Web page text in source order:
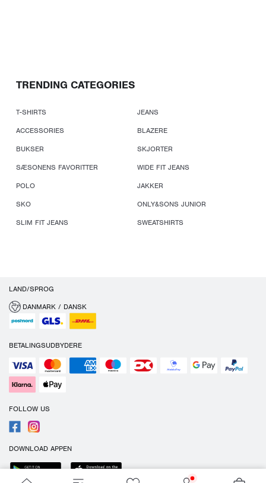
TRENDING CATEGORIES
T-SHIRTS
JEANS
ACCESSORIES
BLAZERE
BUKSER
SKJORTER
SÆSONENS FAVORITTER
WIDE FIT JEANS
POLO
JAKKER
SKO
ONLY&SONS JUNIOR
SLIM FIT JEANS
SWEATSHIRTS
LAND/SPROG
DANMARK / DANSK
BETALINGSUDBYDERE
FOLLOW US
DOWNLOAD APPEN